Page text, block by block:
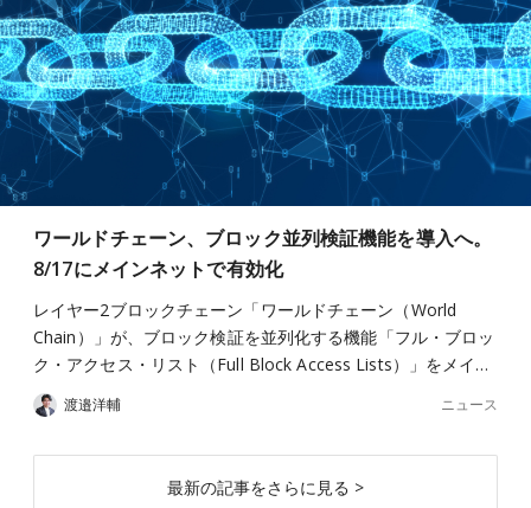
ワールドチェーン、ブロック並列検証機能を導入へ。
8/17にメインネットで有効化
レイヤー2ブロックチェーン「ワールドチェーン（World
Chain）」が、ブロック検証を並列化する機能「フル・ブロッ
ク・アクセス・リスト（Full Block Access Lists）」をメイ…
渡邉洋輔 ニュース
最新の記事をさらに見る >